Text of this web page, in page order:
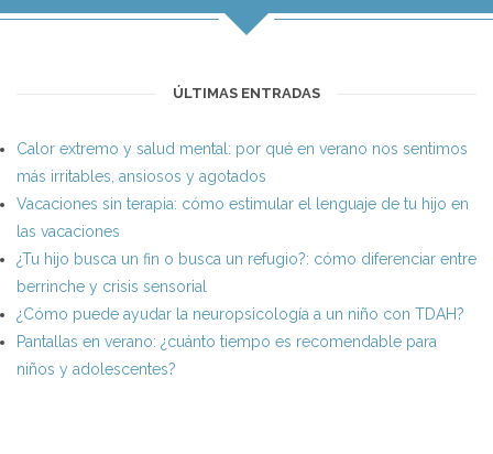
ÚLTIMAS ENTRADAS
Calor extremo y salud mental: por qué en verano nos sentimos
más irritables, ansiosos y agotados
Vacaciones sin terapia: cómo estimular el lenguaje de tu hijo en
las vacaciones
¿Tu hijo busca un fin o busca un refugio?: cómo diferenciar entre
berrinche y crisis sensorial
¿Cómo puede ayudar la neuropsicología a un niño con TDAH?
Pantallas en verano: ¿cuánto tiempo es recomendable para
niños y adolescentes?